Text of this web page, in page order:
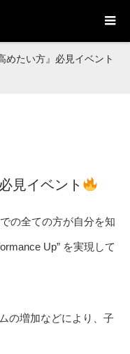
めたい方』必見イベント
見イベント
の全ての方が自分を知
Up” を実現して
の増加などにより、子